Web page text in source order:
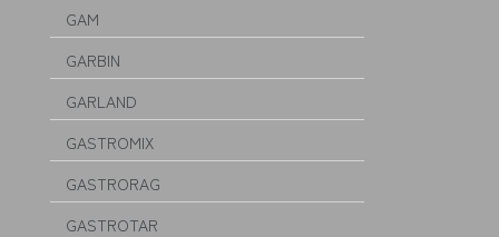
GAM
GARBIN
GARLAND
GASTROMIX
GASTRORAG
GASTROTAR